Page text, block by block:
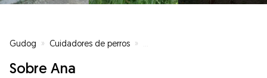
Gudog » Cuidadores de perros »
Sobre Ana